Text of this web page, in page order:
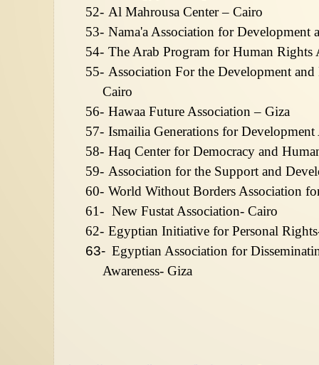
52- Al Mahrousa Center – Cairo
53- Nama'a Association for
54- The Arab Program for Human Rights
55- Association For the Development
Cairo
56- Hawaa Future Association – Giza
57- Ismailia Generations for
58- Haq Center for Democracy and
59- Association for the Support and
60- World Without Borders Association
61- New Fustat Association- Cairo
62- Egyptian Initiative for Personal
63- Egyptian Association for
Awareness- Giza